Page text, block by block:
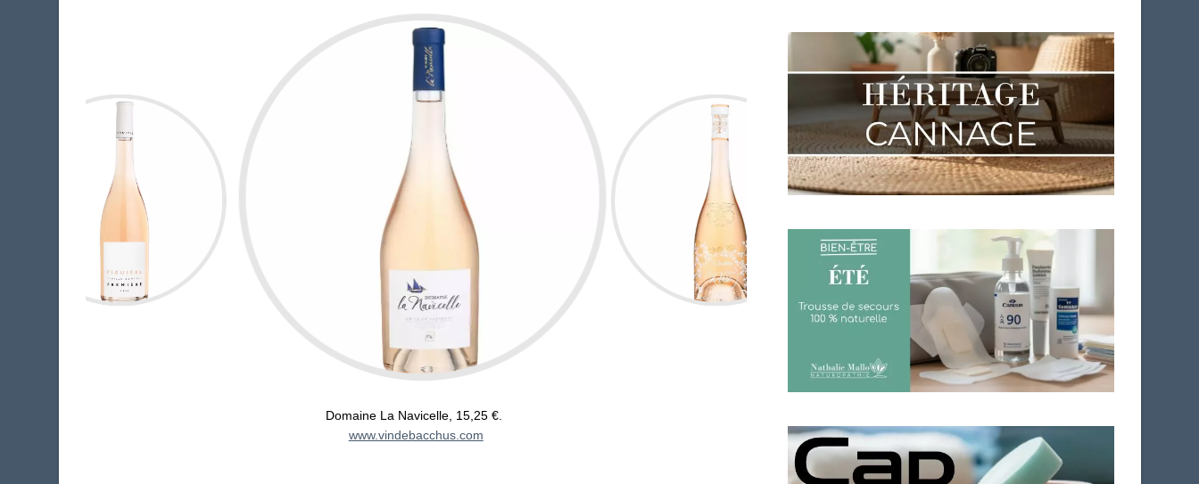
Domaine La Navicelle, 15,25 €.
www.vindebacchus.com